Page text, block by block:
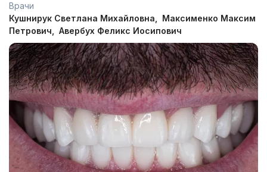
Врачи
Кушнирук Светлана Михайловна
Максименко Максим
Петрович
Авербух Феликс Иосипович